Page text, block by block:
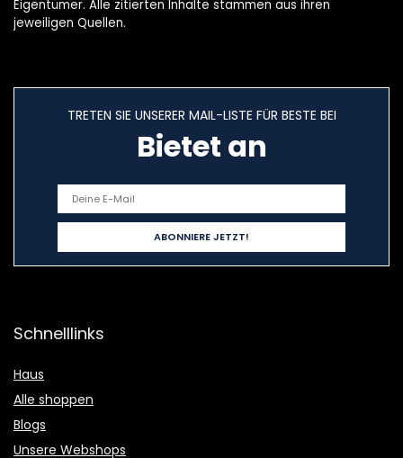
Eigentümer. Alle zitierten Inhalte stammen aus ihren
jeweiligen Quellen.
TRETEN SIE UNSERER MAIL-LISTE FÜR BESTE BEI
Bietet an
Schnelllinks
Haus
Alle shoppen
Blogs
Unsere Webshops